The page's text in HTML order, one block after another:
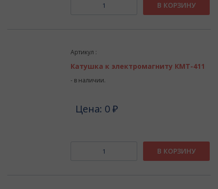
В КОРЗИНУ
Артикул :
Катушка к электромагниту КМТ-411
- в наличии.
Цена: 0 ₽
В КОРЗИНУ